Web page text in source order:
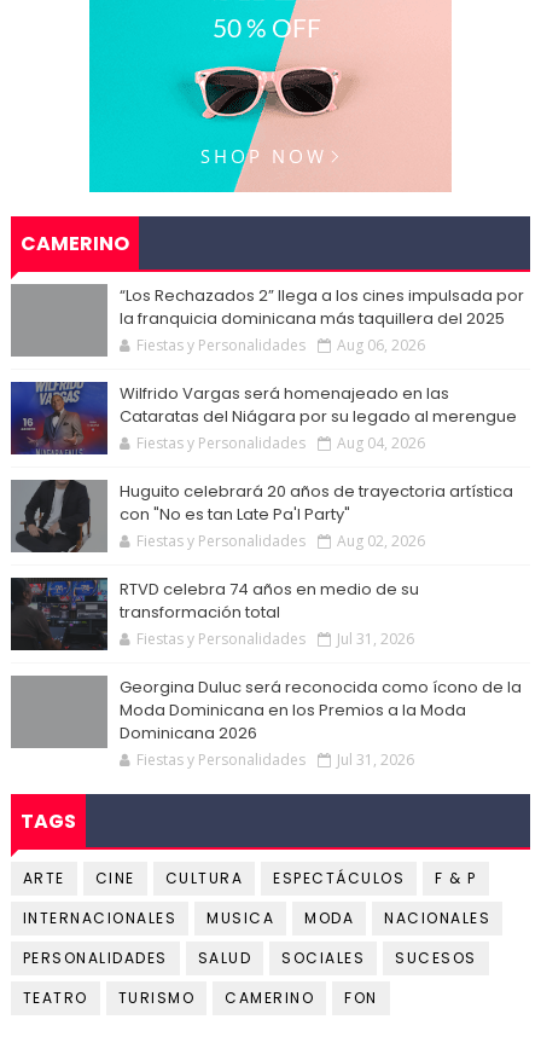
CAMERINO
“Los Rechazados 2” llega a los cines impulsada por
la franquicia dominicana más taquillera del 2025
Fiestas y Personalidades Aug 06, 2026
Wilfrido Vargas será homenajeado en las
Cataratas del Niágara por su legado al merengue
Fiestas y Personalidades Aug 04, 2026
Huguito celebrará 20 años de trayectoria artística
con "No es tan Late Pa'l Party"
Fiestas y Personalidades Aug 02, 2026
RTVD celebra 74 años en medio de su
transformación total
Fiestas y Personalidades Jul 31, 2026
Georgina Duluc será reconocida como ícono de la
Moda Dominicana en los Premios a la Moda
Dominicana 2026
Fiestas y Personalidades Jul 31, 2026
TAGS
ARTE CINE CULTURA ESPECTÁCULOS
F & P
INTERNACIONALES
MUSICA MODA
NACIONALES
PERSONALIDADES
SALUD SOCIALES
SUCESOS
TEATRO
TURISMO CAMERINO FON